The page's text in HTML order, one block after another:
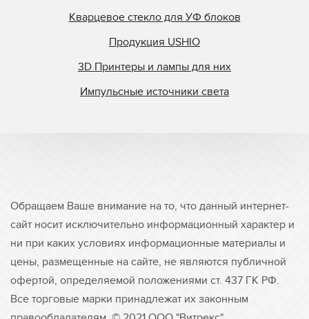
Кварцевое стекло для УФ блоков
Продукция USHIO
3D Принтеры и лампы для них
Импульсные источники света
Обращаем Ваше внимание на то, что данный интернет-
сайт носит исключительно информационный характер и
ни при каких условиях информационные материалы и
цены, размещенные на сайте, не являются публичной
офертой, определяемой положениями ст. 437 ГК РФ.
Все торговые марки принадлежат их законным